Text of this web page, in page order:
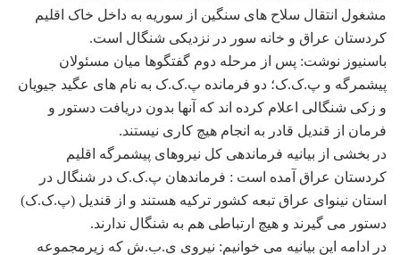
مشغول انتقال سلاح های سنگین از سوریه به داخل خاک اقلیم
کردستان عراق و خانه سور در نزدیکی شنگال است.
باسنیوز نوشت: پس از مرحله دوم گفتگوها میان مسئولان
پیشمرگه و پ.ک.ک؛ دو فرمانده پ.ک.ک به نام های عگید جیویان
و زکی شنگالی اعلام کرده اند که آنها بدون دریافت دستور و
فرمان از قندیل قادر به انجام هیچ کاری نیستند.
در بخشی از بیانیه فرماندهی کل نیروهای پیشمرگه اقلیم
کردستان عراق آمده است : فرماندهان پ.ک.ک در شنگال در
استان نینوای عراق تبعه کشور ترکیه هستند و از قندیل (پ.ک.ک)
دستور می گیرند و هیچ ارتباطی هم به شنگال ندارند.
در ادامه این بیانیه می خوانیم: نیروی ی.ب.ش که زیرمجموعه